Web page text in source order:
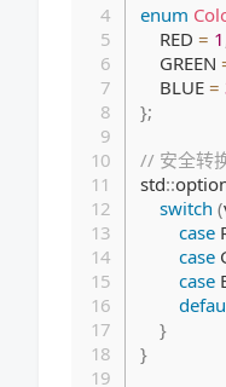
enum
    RED
= 1
    GREEN
    BLUE
=
};
// 安全转
std::
switch (
case
case
case
}
}